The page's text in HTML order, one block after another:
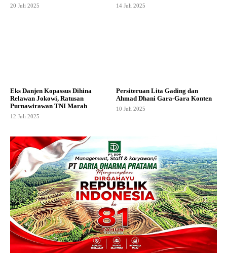
20 Juli 2025 14 Juli 2025
Eks Danjen Kopassus Dihina
Relawan Jokowi, Ratusan
Purnawirawan TNI Marah
12 Juli 2025
Persiteruan Lita Gading dan
Ahmad Dhani Gara-Gara Konten
10 Juli 2025